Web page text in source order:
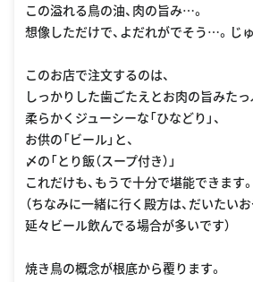
この溢れる鳥の油、肉の旨み…。
想像しただけで、よだれがでそう…。じゅ
このお店で注文するのは、
しっかりした歯ごたえとお肉の旨みたっ
柔らかくジューシーな「ひなどり」、
お供の「ビール」と、
〆の「とり飯（スープ付き）」
これだけも、もうで十分で堪能できます。
（ちなみに一緒に行く殿方は、だいたい
延々ビール飲んでる場合が多いです）
焼き鳥の概念が根底から覆ります。